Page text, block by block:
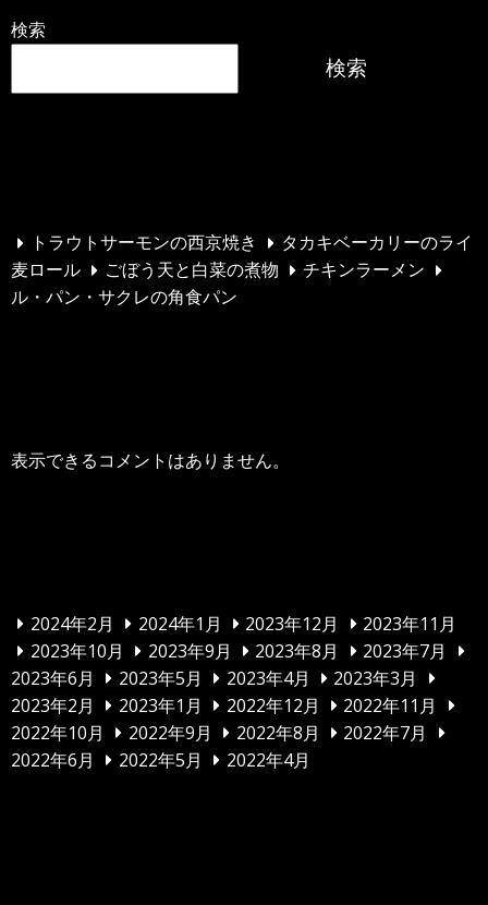
検索
検索
トラウトサーモンの西京焼き
タカキベーカリーのライ
麦ロール
ごぼう天と白菜の煮物
チキンラーメン
ル・パン・サクレの角食パン
表示できるコメントはありません。
2024年2月 2024年1月 2023年12月
2023年11月
2023年10月
2023年9月 2023年8月
2023年7月
2023年6月
2023年5月 2023年4月
2023年3月
2023年2月
2023年1月 2022年12月
2022年11月
2022年10月
2022年9月 2022年8月
2022年7月
2022年6月
2022年5月 2022年4月